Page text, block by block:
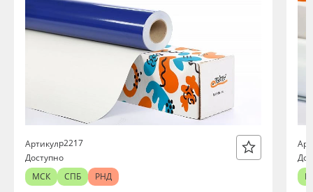
Артикулр2217
Доступно
МСК
СПБ
РНД